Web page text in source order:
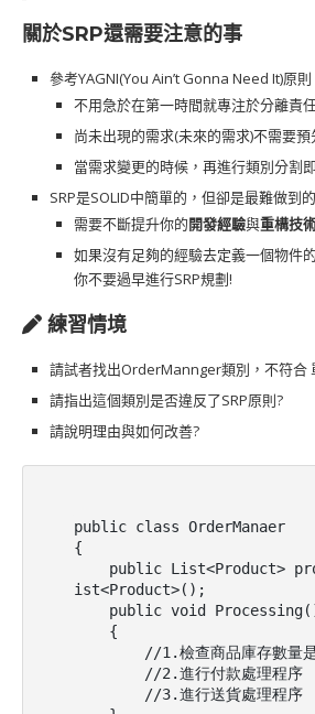
關於SRP還需要注意的事
參考YAGNI(You Ain’t Gonna Need It)原則
不用急於在第一時間就專注於分離責
尚未出現的需求(未來的需求)不需要
當需求變更的時候，再進行類別分割
SRP是SOLID中簡單的，但卻是最難做到的
需要不斷提升你的開發經驗與重構技
如果沒有足夠的經驗去定義一個物件
你不要過早進行SRP規劃!
練習情境
請試者找出OrderMannger類別，不符合
請指出這個類別是否違反了SRP原則?
請說明理由與如何改善?
public class OrderManaer
{
ist<Product>();